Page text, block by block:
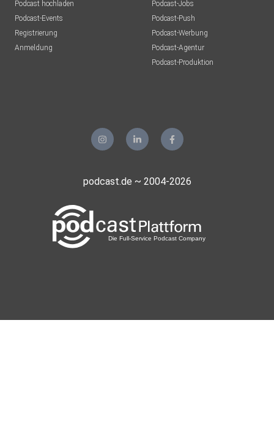
Podcast hochladen
Podcast-Events
Registrierung
Anmeldung
Podcast-Jobs
Podcast-Push
Podcast-Werbung
Podcast-Agentur
Podcast-Produktion
podcast.de ~ 2004-2026